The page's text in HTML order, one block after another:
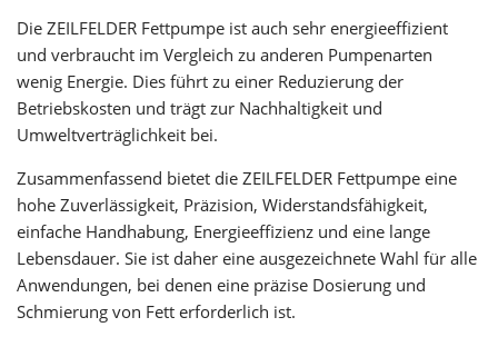
Die ZEILFELDER Fettpumpe ist auch sehr energieeffizient
und verbraucht im Vergleich zu anderen Pumpenarten
wenig Energie. Dies führt zu einer Reduzierung der
Betriebskosten und trägt zur Nachhaltigkeit und
Umweltverträglichkeit bei.
Zusammenfassend bietet die ZEILFELDER Fettpumpe eine
hohe Zuverlässigkeit, Präzision, Widerstandsfähigkeit,
einfache Handhabung, Energieeffizienz und eine lange
Lebensdauer. Sie ist daher eine ausgezeichnete Wahl für alle
Anwendungen, bei denen eine präzise Dosierung und
Schmierung von Fett erforderlich ist.